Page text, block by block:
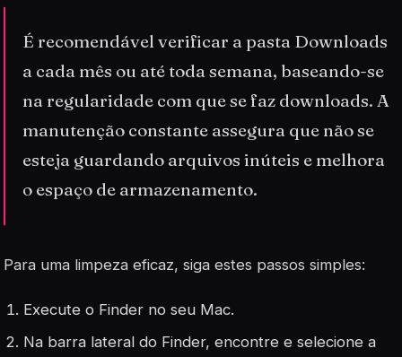
É recomendável verificar a pasta Downloads
a cada mês ou até toda semana, baseando-se
na regularidade com que se faz downloads. A
manutenção constante assegura que não se
esteja guardando arquivos inúteis e melhora
o espaço de armazenamento.
Para uma limpeza eficaz, siga estes passos simples:
Execute o Finder no seu Mac.
Na barra lateral do Finder, encontre e selecione a